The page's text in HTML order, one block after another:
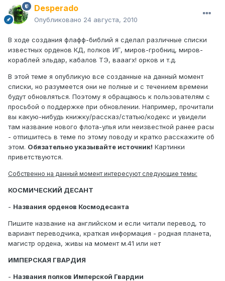
Desperado
Опубликовано 24 августа, 2010
В ходе создания флафф-библий я сделал различные списки
известных орденов КД, полков ИГ, миров-гробниц, миров-
кораблей эльдар, кабалов ТЭ, вааагх! орков и т.д.
В этой теме я опубликую все созданные на данный момент
списки, но разумеется они не полные и с течением времени
будут обновляться. Поэтому я обращаюсь к пользователям с
просьбой о поддержке при обновлении. Например, прочитали
вы какую-нибудь книжку/рассказ/статью/кодекс и увидели
там название нового флота-улья или неизвестной ранее расы
- отпишитесь в теме по этому поводу и кратко расскажите об
этом. Обязательно указывайте источник! Картинки
приветствуются.
Собственно на данный момент интересуют следующие темы:
КОСМИЧЕСКИЙ ДЕСАНТ
- Названия орденов Космодесанта
Пишите название на английском и если читали перевод, то
вариант переводчика, краткая информация - родная планета,
магистр ордена, живы на момент м.41 или нет
ИМПЕРСКАЯ ГВАРДИЯ
- Названия полков Имперской Гвардии